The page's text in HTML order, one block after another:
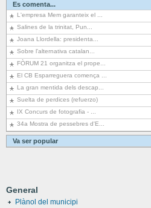
Es comenta...
L'empresa Mem garanteix el ...
Salines de la trinitat, Pun...
Joana Llordella: presidenta...
Sobre l'alternativa catalan...
FÒRUM 21 organitza el prope...
El CB Esparreguera comença ...
La gran mentida dels descap...
Suelta de perdices (refuerzo)
IX Concurs de fotografia - ...
34a Mostra de pessebres d'E...
Va ser popular
General
Plànol del municipi